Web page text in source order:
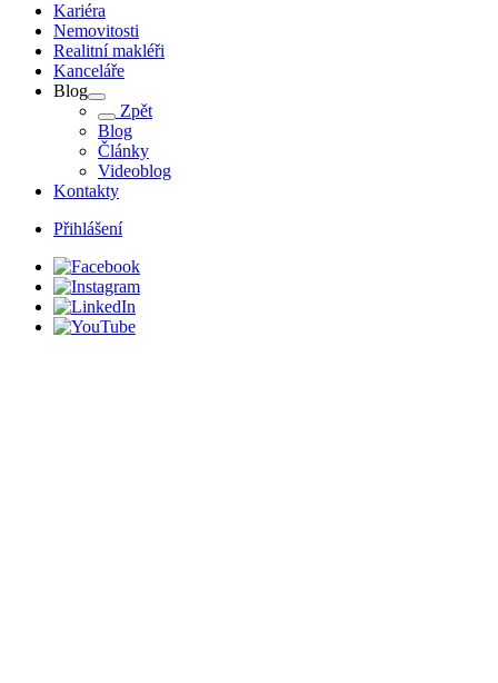
Kariéra
Nemovitosti
Realitní makléři
Kanceláře
Blog
Zpět
Blog
Články
Videoblog
Kontakty
Přihlášení